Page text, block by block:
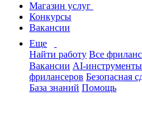
Магазин услуг
Конкурсы
Вакансии
Еще
Найти работу Все
Вакансии AI-инструменты
фрилансеров Безопасная
База знаний Помощь